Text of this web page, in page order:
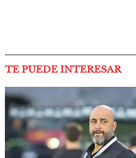
TE PUEDE INTERESAR